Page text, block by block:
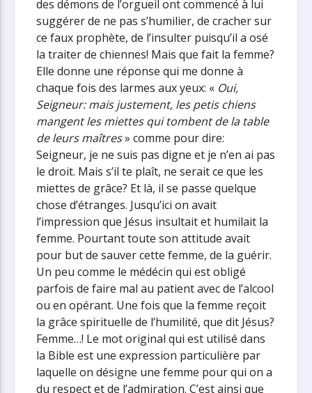
des démons de l’orgueil ont commencé à lui
suggérer de ne pas s’humilier, de cracher sur
ce faux prophète, de l’insulter puisqu’il a osé
la traiter de chiennes! Mais que fait la femme?
Elle donne une réponse qui me donne à
chaque fois des larmes aux yeux: « Oui,
Seigneur: mais justement, les petis chiens
mangent les miettes qui tombent de la table
de leurs maîtres» comme pour dire:
Seigneur, je ne suis pas digne et je n’en ai pas
le droit. Mais s’il te plaît, ne serait ce que les
miettes de grâce? Et là, il se passe quelque
chose d’étranges. Jusqu’ici on avait
l’impression que Jésus insultait et humilait la
femme. Pourtant toute son attitude avait
pour but de sauver cette femme, de la guérir.
Un peu comme le médécin qui est obligé
parfois de faire mal au patient avec de l’alcool
ou en opérant. Une fois que la femme reçoit
la grâce spirituelle de l’humilité, que dit Jésus?
Femme…! Le mot original qui est utilisé dans
la Bible est une expression particulière par
laquelle on désigne une femme pour qui on a
du respect et de l’admiration. C’est ainsi que